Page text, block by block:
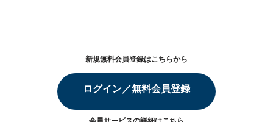
新規無料会員登録はこちらから
ログイン／無料会員登録